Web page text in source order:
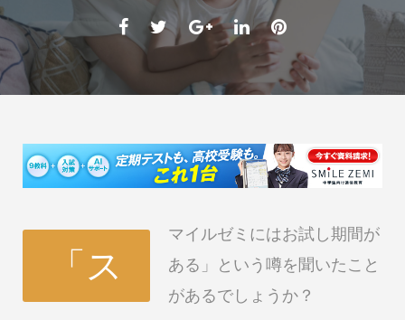
Facebook
TwitterGoogle+
LinkedInPinterest
「ス
マイルゼミにはお試し期間が
ある」という噂を聞いたこと
があるでしょうか？